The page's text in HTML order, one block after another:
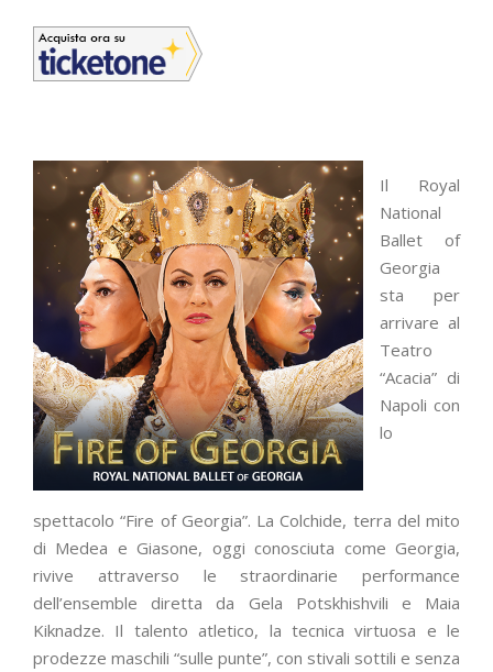
Il Royal
National
Ballet of
Georgia
sta per
arrivare al
Teatro
“Acacia” di
Napoli con
lo
spettacolo “Fire of Georgia”. La Colchide, terra del mito
di Medea e Giasone, oggi conosciuta come Georgia,
rivive attraverso le straordinarie performance
dell’ensemble diretta da Gela Potskhishvili e Maia
Kiknadze. Il talento atletico, la tecnica virtuosa e le
prodezze maschili “sulle punte”, con stivali sottili e senza